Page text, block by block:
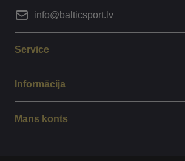
info@balticsport.lv
Service
Informācija
Mans konts